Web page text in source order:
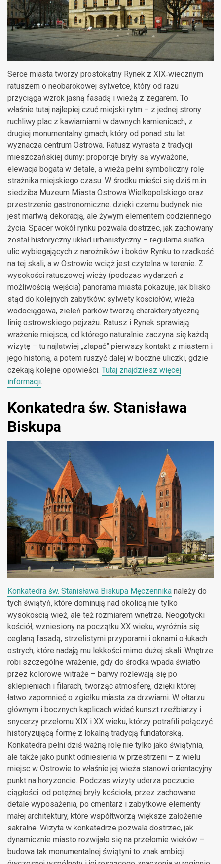
Serce miasta tworzy prostokątny Rynek z XIX‑wiecznym
ratuszem o neobarokowej sylwetce, który od razu
przyciąga wzrok jasną fasadą i wieżą z zegarem. To
właśnie tutaj najlepiej czuć miejski rytm – z jednej strony
ruchliwy plac z kawiarniami w dawnych kamienicach, z
drugiej monumentalny gmach, który od ponad stu lat
wyznacza centrum Ostrowa. Ratusz wyrasta z tradycji
mieszczańskiej dumy: proporcje bryły są wyważone,
elewacja bogata w detale, a wieża pełni symboliczny rolę
strażnika miejskiego czasu. W środku mieści się dziś m.in.
siedziba Muzeum Miasta Ostrowa Wielkopolskiego oraz
przestrzenie gastronomiczne, dzięki czemu budynek nie
jest martwą dekoracją, ale żywym elementem codziennego
życia. Spacer wokół rynku pozwala dostrzec, jak zachowany
został historyczny układ urbanistyczny – regularna siatka
ulic wybiegających z narożników i boków Rynku to rzadkość
na tej skali, a w Ostrowie wciąż jest czytelna w terenie. Z
wysokości ratuszowej wieży (podczas wydarzeń z
możliwością wejścia) panorama miasta pokazuje, jak blisko
stąd do kolejnych zabytków: sylwety kościołów, wieża
wodociągowa, zieleń parków tworzą charakterystyczną
linię ostrowskiego pejzażu. Ratusz i Rynek sprawiają
wrażenie miejsca, od którego naturalnie zaczyna się każdą
wizytę – tu najłatwiej „złapać” pierwszy kontakt z miastem i
jego historią, a potem ruszyć dalej w boczne uliczki, gdzie
czekają kolejne opowieści. Tutaj znajdziesz więcej
informacji.
Konkatedra św. Stanisława
Biskupa
Konkatedra św. Stanisława Biskupa Męczennika należy do
tych świątyń, które dominują nad okolicą nie tylko
wysokością wież, ale też rozmiarem wnętrza. Neogotycki
kościół, wzniesiony na początku XX wieku, wyróżnia się
ceglaną fasadą, strzelistymi przyporami i oknami o łukach
ostrych, które nadają mu lekkości mimo dużej skali. Wnętrze
robi szczególne wrażenie, gdy do środka wpada światło
przez kolorowe witraże – barwy rozlewają się po
sklepieniach i filarach, tworząc atmosferę, dzięki której
łatwo zapomnieć o zgiełku miasta za drzwiami. W ołtarzu
głównym i bocznych kaplicach widać kunszt rzeźbiarzy i
snycerzy przełomu XIX i XX wieku, którzy potrafili połączyć
historyzującą formę z lokalną tradycją fundatorską.
Konkatedra pełni dziś ważną rolę nie tylko jako świątynia,
ale także jako punkt odniesienia w przestrzeni – z wielu
miejsc w Ostrowie to właśnie jej wieża stanowi orientacyjny
punkt na horyzoncie. Podczas wizyty uderza poczucie
ciągłości: od potężnej bryły kościoła, przez zachowane
detale wyposażenia, po cmentarz i zabytkowe elementy
małej architektury, które współtworzą większe założenie
sakralne. Wizyta w konkatedrze pozwala dostrzec, jak
dynamicznie miasto rozwijało się na przełomie wieków –
budowa tak monumentalnej świątyni to znak ambicji